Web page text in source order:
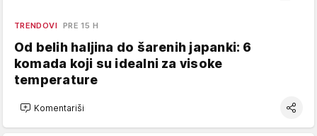
TRENDOVI PRE 15 H
Od belih haljina do šarenih japanki: 6
komada koji su idealni za visoke
temperature
Komentariši